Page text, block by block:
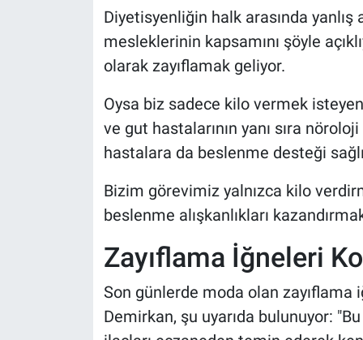
Diyetisyenliğin halk arasında yanlış
mesleklerinin kapsamını şöyle
olarak zayıflamak geliyor.
Oysa biz sadece kilo vermek
ve gut hastalarının yanı sıra
hastalara da beslenme desteği
Bizim görevimiz yalnızca kilo
beslenme alışkanlıkları
Zayıflama İğneleri
Son günlerde moda olan
Demirkan, şu uyarıda bulunuyor: